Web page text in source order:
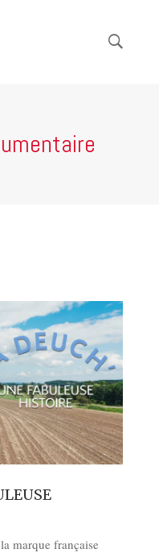
marque française